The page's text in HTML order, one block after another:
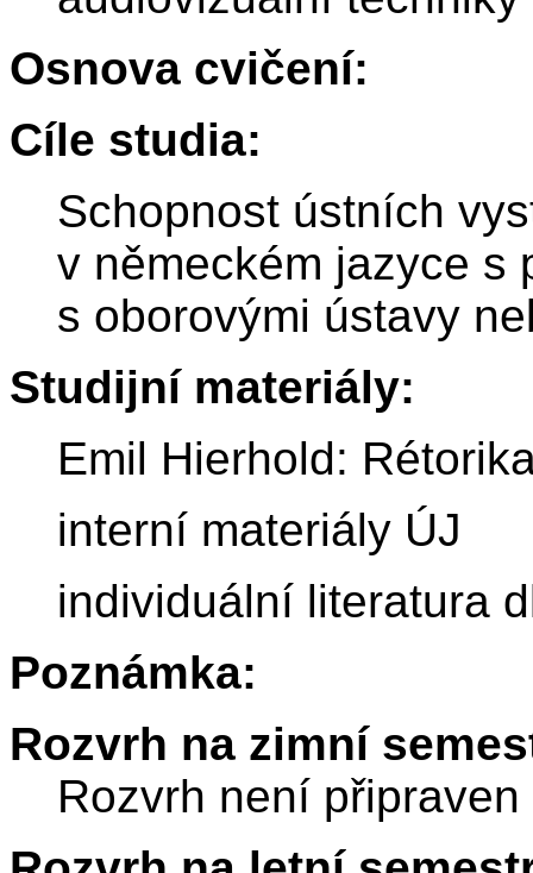
Osnova cvičení:
Cíle studia:
Schopnost ústních
v německém jazyce s
s oborovými ústavy
Studijní materiály:
Emil Hierhold:
interní materiály ÚJ
individuální literatura
Poznámka:
Rozvrh na zimní
Rozvrh není připraven